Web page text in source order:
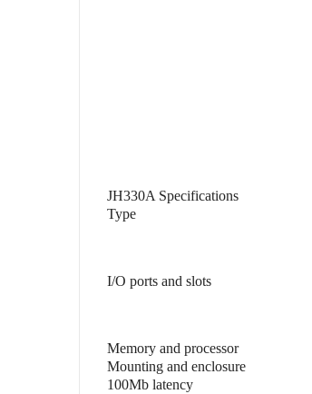
JH330A Specifications
Type
I/O ports and slots
Memory and processor
Mounting and enclosure
100Mb latency